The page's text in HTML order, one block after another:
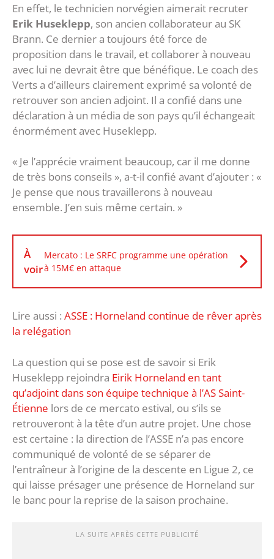
En effet, le technicien norvégien aimerait recruter
Erik Huseklepp, son ancien collaborateur au SK
Brann. Ce dernier a toujours été force de
proposition dans le travail, et collaborer à nouveau
avec lui ne devrait être que bénéfique. Le coach des
Verts a d’ailleurs clairement exprimé sa volonté de
retrouver son ancien adjoint. Il a confié dans une
déclaration à un média de son pays qu’il échangeait
énormément avec Huseklepp.
« Je l’apprécie vraiment beaucoup, car il me donne
de très bons conseils », a-t-il confié avant d’ajouter : «
Je pense que nous travaillerons à nouveau
ensemble. J’en suis même certain. »
À
voir
Mercato : Le SRFC programme une opération
à 15M€ en attaque
Lire aussi : ASSE : Horneland continue de rêver après
la relégation
La question qui se pose est de savoir si Erik
Huseklepp rejoindra Eirik Horneland en tant
qu’adjoint dans son équipe technique à l’AS Saint-
Étienne lors de ce mercato estival, ou s’ils se
retrouveront à la tête d’un autre projet. Une chose
est certaine : la direction de l’ASSE n’a pas encore
communiqué de volonté de se séparer de
l’entraîneur à l’origine de la descente en Ligue 2, ce
qui laisse présager une présence de Horneland sur
le banc pour la reprise de la saison prochaine.
LA SUITE APRÈS CETTE PUBLICITÉ